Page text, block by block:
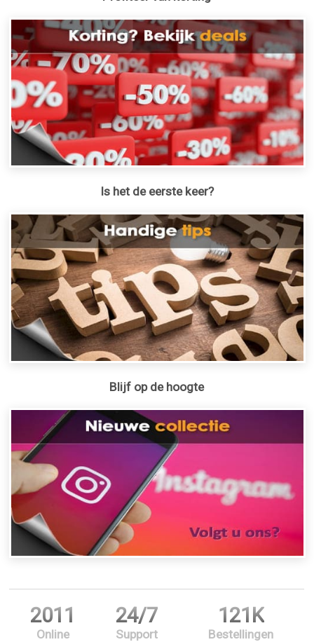
Is het de eerste keer?
Blijf op de hoogte
2011
Online
24/7
Support
121K
Bestellingen